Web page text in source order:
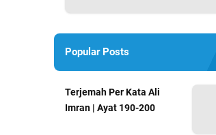
Popular Posts
Terjemah Per Kata Ali
Imran | Ayat 190-200